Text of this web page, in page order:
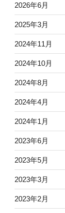
2026年6月
2025年3月
2024年11月
2024年10月
2024年8月
2024年4月
2024年1月
2023年6月
2023年5月
2023年3月
2023年2月